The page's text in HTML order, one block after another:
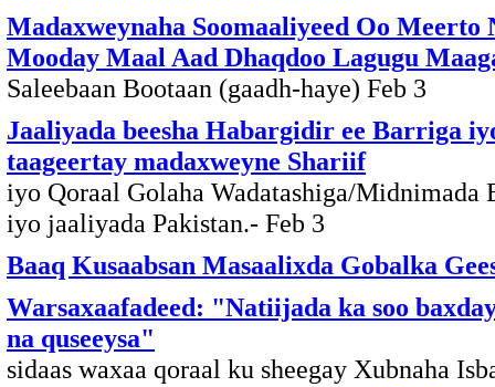
Madaxweynaha Soomaaliyeed Oo Meerto
Mooday Maal Aad Dhaqdoo Lagugu
Saleebaan Bootaan (gaadh-haye) Feb 3
Jaaliyada beesha Habargidir ee Barriga
taageertay madaxweyne Shariif
iyo Qoraal Golaha Wadatashiga/Midnimada
iyo jaaliyada Pakistan.- Feb 3
Baaq Kusaabsan Masaalixda Gobalka
Warsaxaafadeed: "Natiijada ka soo
na quseeysa"
sidaas waxaa qoraal ku sheegay Xubnaha